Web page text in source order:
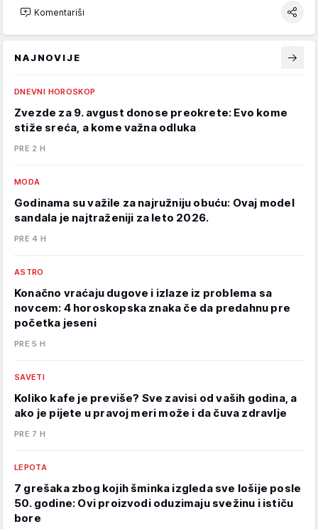
Komentariši
NAJNOVIJE
DNEVNI HOROSKOP
Zvezde za 9. avgust donose preokrete: Evo kome
stiže sreća, a kome važna odluka
PRE 2 H
MODA
Godinama su važile za najružniju obuću: Ovaj model
sandala je najtraženiji za leto 2026.
PRE 4 H
ASTRO
Konačno vraćaju dugove i izlaze iz problema sa
novcem: 4 horoskopska znaka če da predahnu pre
početka jeseni
PRE 5 H
SAVETI
Koliko kafe je previše? Sve zavisi od vaših godina, a
ako je pijete u pravoj meri može i da čuva zdravlje
PRE 7 H
LEPOTA
7 grešaka zbog kojih šminka izgleda sve lošije posle
50. godine: Ovi proizvodi oduzimaju svežinu i ističu
bore